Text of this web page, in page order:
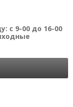
с 9-00 до 16-00